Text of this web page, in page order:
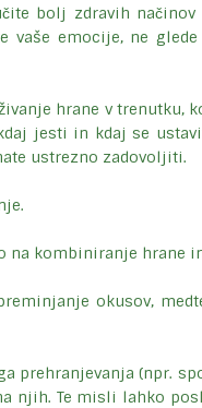
bolj zdravih načinov
vaše emocije, ne
hrane v trenutku,
jesti in kdaj se
ustrezno zadovoljiti.
kombiniranje hrane
okusov,
prehranjevanja (npr.
njih. Te misli lahko